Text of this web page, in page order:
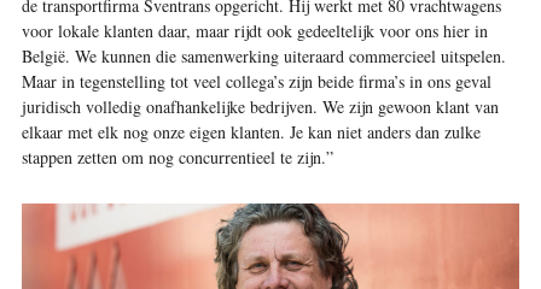
de transportfirma Sventrans opgericht. Hij werkt met 80 vrachtwagens
voor lokale klanten daar, maar rijdt ook gedeeltelijk voor ons hier in
België. We kunnen die samenwerking uiteraard commercieel uitspelen.
Maar in tegenstelling tot veel collega’s zijn beide firma’s in ons geval
juridisch volledig onafhankelijke bedrijven. We zijn gewoon klant van
elkaar met elk nog onze eigen klanten. Je kan niet anders dan zulke
stappen zetten om nog concurrentieel te zijn.”